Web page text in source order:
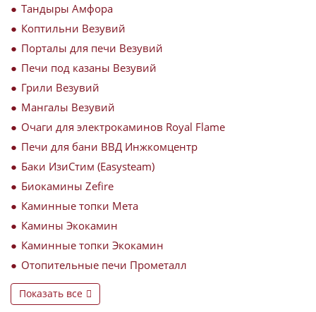
Тандыры Амфора
Коптильни Везувий
Порталы для печи Везувий
Печи под казаны Везувий
Грили Везувий
Мангалы Везувий
Очаги для электрокаминов Royal Flame
Печи для бани ВВД Инжкомцентр
Баки ИзиСтим (Easysteam)
Биокамины Zefire
Каминные топки Мета
Камины Экокамин
Каминные топки Экокамин
Отопительные печи Прометалл
Показать все